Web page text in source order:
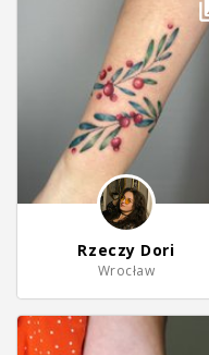
Rzeczy Dori
Wrocław